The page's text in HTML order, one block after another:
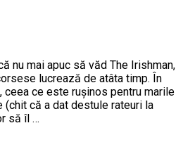
nu mai apuc să văd The Irishman,
lucrează de atâta timp. În
ceea ce este rușinos pentru marile
că a dat destule rateuri la
să îl …